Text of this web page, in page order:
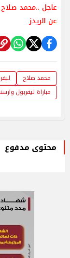
عاجل ..محمد صلاح
عن الريدز
محمد صلاح
مباراة ليفربول
محتوى مدفوع